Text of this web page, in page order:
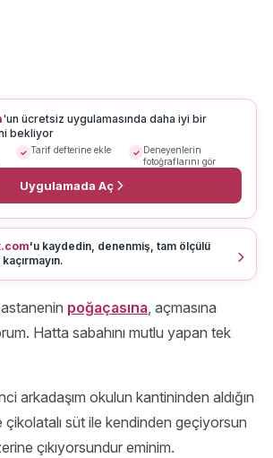
'un ücretsiz uygulamasında daha iyi bir
bekliyor
Tarif defterine ekle
Deneyenlerin
fotoğraflarını gör
Uygulamada Aç
'u kaydedin, denenmiş, tam ölçülü
poğaçasına, açmasına
Hatta sabahını mutlu yapan tek
arkadaşım okulun kantininden aldığın
çikolatalı süt ile kendinden geçiyorsun
çıkıyorsundur eminim.